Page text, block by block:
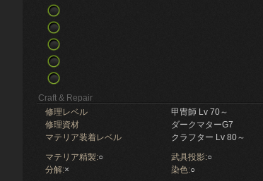
Craft & Repair
修理レベル
甲冑師 Lv 70～
修理資材
ダークマターG7
マテリア装着レベル
クラフター Lv 80～
マテリア精製:○ 武具投影:○
分解:× 染色:○